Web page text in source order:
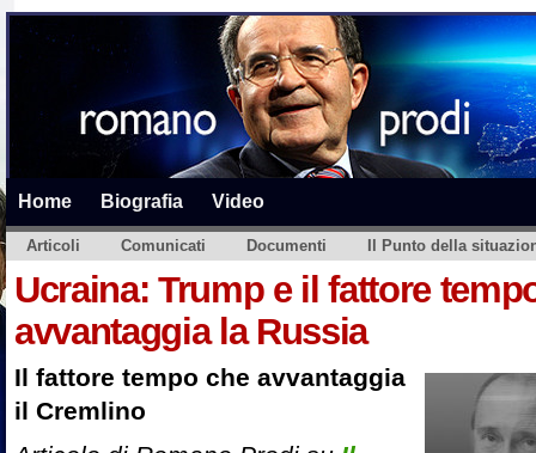
Home Biografia Video
Articoli Comunicati Documenti Il Punto della
Ucraina: Trump e il fattore
avvantaggia la Russia
Il fattore tempo che avvantaggia
il Cremlino